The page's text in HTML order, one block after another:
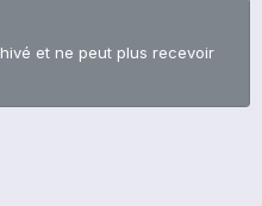
et ne peut plus recevoir